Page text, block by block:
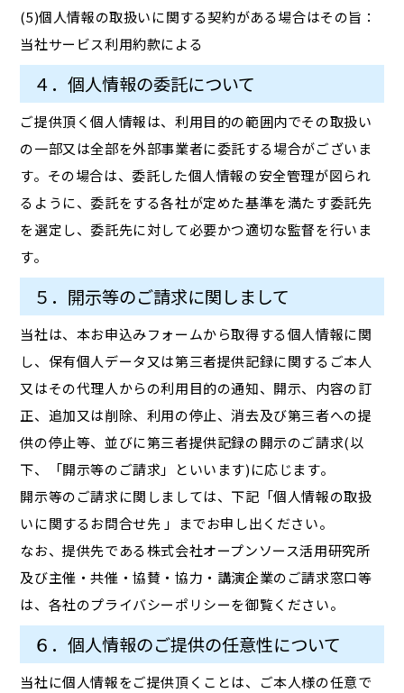
(5)個人情報の取扱いに関する契約がある場合はその旨：
当社サービス利用約款による
４．個人情報の委託について
ご提供頂く個人情報は、利用目的の範囲内でその取扱い
の一部又は全部を外部事業者に委託する場合がございま
す。その場合は、委託した個人情報の安全管理が図られ
るように、委託をする各社が定めた基準を満たす委託先
を選定し、委託先に対して必要かつ適切な監督を行いま
す。
５．開示等のご請求に関しまして
当社は、本お申込みフォームから取得する個人情報に関
し、保有個人データ又は第三者提供記録に関するご本人
又はその代理人からの利用目的の通知、開示、内容の訂
正、追加又は削除、利用の停止、消去及び第三者への提
供の停止等、並びに第三者提供記録の開示のご請求(以
下、「開示等のご請求」といいます)に応じます。
開示等のご請求に関しましては、下記「個人情報の取扱
いに関するお問合せ先 」までお申し出ください。
なお、提供先である株式会社オープンソース活用研究所
及び主催・共催・協賛・協力・講演企業のご請求窓口等
は、各社のプライバシーポリシーを御覧ください。
６．個人情報のご提供の任意性について
当社に個人情報をご提供頂くことは、ご本人様の任意で